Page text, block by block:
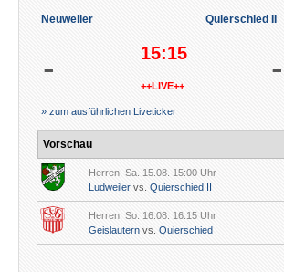
Neuweiler Quierschied II
- 15:15
++LIVE++ -
» zum ausführlichen Liveticker
Vorschau
Herren, Sa. 15.08. 15:00 Uhr
Ludweiler vs. Quierschied II
Herren, So. 16.08. 16:15 Uhr
Geislautern vs. Quierschied